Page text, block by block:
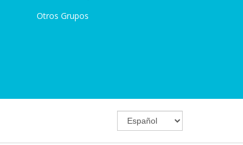
Otros Grupos